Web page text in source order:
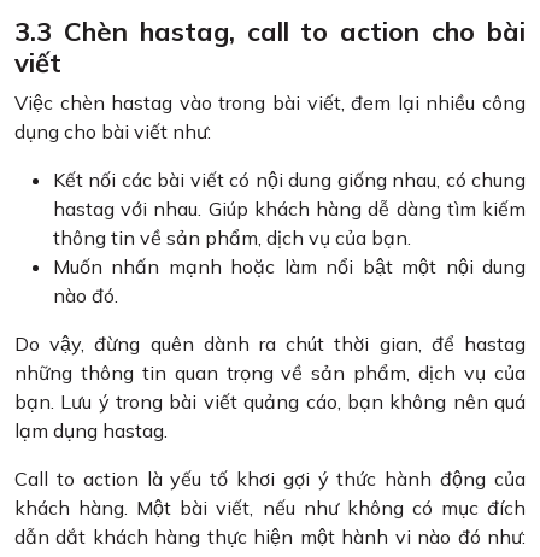
3.3 Chèn hastag, call to action cho bài
viết
Việc chèn hastag vào trong bài viết, đem lại nhiều công
dụng cho bài viết như:
Kết nối các bài viết có nội dung giống nhau, có chung
hastag với nhau. Giúp khách hàng dễ dàng tìm kiếm
thông tin về sản phẩm, dịch vụ của bạn.
Muốn nhấn mạnh hoặc làm nổi bật một nội dung
nào đó.
Do vậy, đừng quên dành ra chút thời gian, để hastag
những thông tin quan trọng về sản phẩm, dịch vụ của
bạn. Lưu ý trong bài viết quảng cáo, bạn không nên quá
lạm dụng hastag.
Call to action là yếu tố khơi gợi ý thức hành động của
khách hàng. Một bài viết, nếu như không có mục đích
dẫn dắt khách hàng thực hiện một hành vi nào đó như: